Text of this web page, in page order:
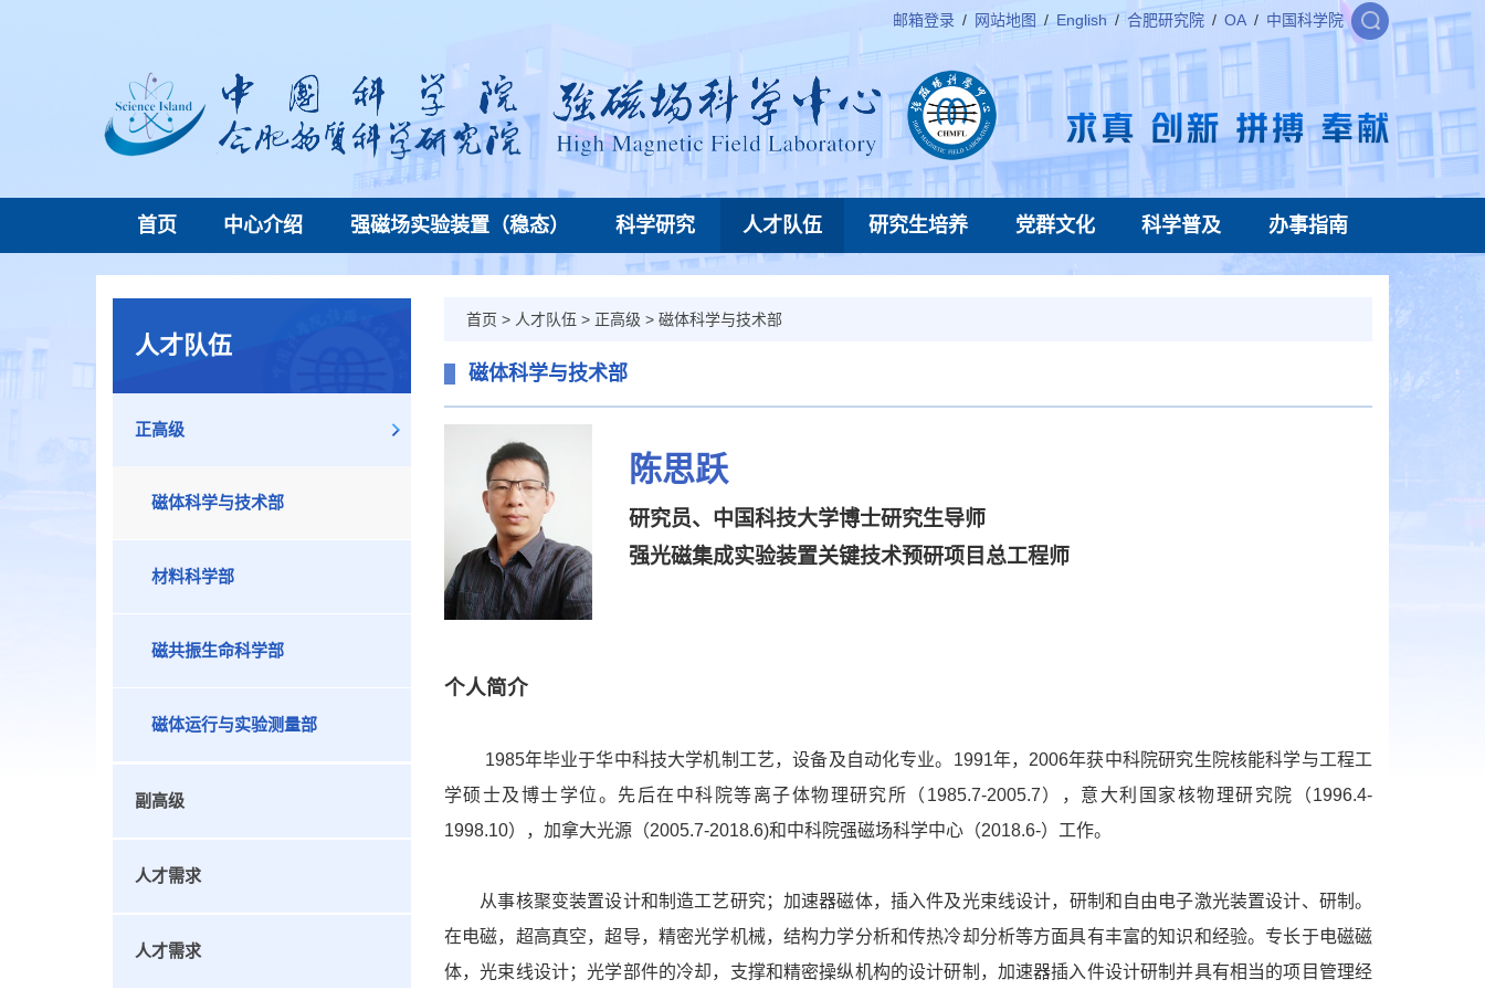
邮箱登录 / 网站地图 / English / 合肥研究院 / OA / 中国科学院
首页 中心介绍 强磁场实验装置（稳态） 科学研究 人才队伍 研究生培养 党群文化 科学普及 办事指南
人才队伍
正高级
磁体科学与技术部
材料科学部
磁共振生命科学部
磁体运行与实验测量部
副高级
人才需求
人才需求
首页 > 人才队伍 > 正高级 > 磁体科学与技术部
磁体科学与技术部
陈思跃
研究员、中国科技大学博士研究生导师
强光磁集成实验装置关键技术预研项目总工程师
个人简介
1985年毕业于华中科技大学机制工艺，设备及自动化专业。1991年，2006年获中科院研究生院核能科学与工程工
学硕士及博士学位。先后在中科院等离子体物理研究所（1985.7-2005.7），意大利国家核物理研究院（1996.4-
1998.10），加拿大光源（2005.7-2018.6)和中科院强磁场科学中心（2018.6-）工作。
从事核聚变装置设计和制造工艺研究；加速器磁体，插入件及光束线设计，研制和自由电子激光装置设计、研制。
在电磁，超高真空，超导，精密光学机械，结构力学分析和传热冷却分析等方面具有丰富的知识和经验。专长于电磁磁
体，光束线设计；光学部件的冷却，支撑和精密操纵机构的设计研制，加速器插入件设计研制并具有相当的项目管理经